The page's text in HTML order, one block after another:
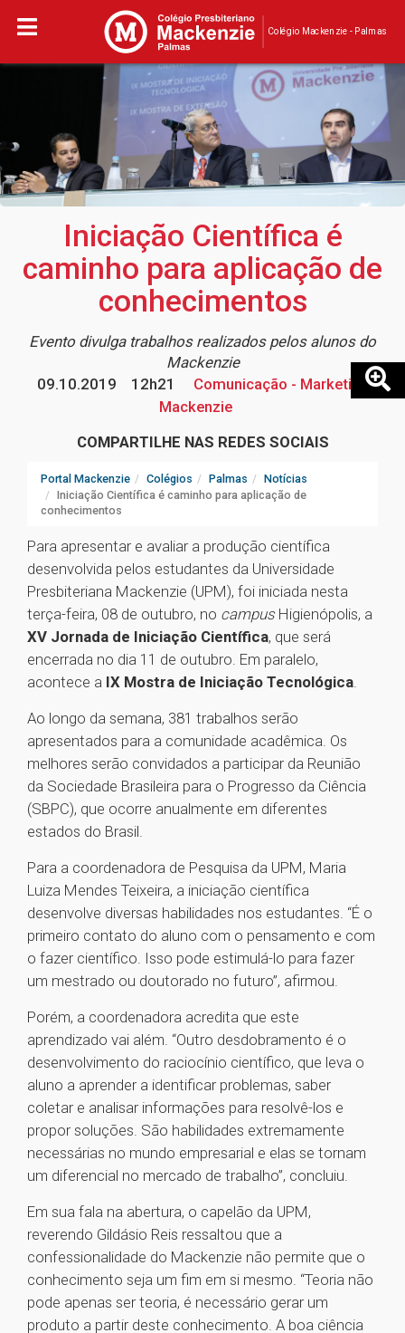
Colégio Mackenzie - Palmas
Iniciação Científica é
caminho para aplicação de
conhecimentos
Evento divulga trabalhos realizados pelos alunos do
Mackenzie
09.10.2019
12h21
Comunicação - Marketing
Mackenzie
COMPARTILHE NAS REDES SOCIAIS
Portal Mackenzie Colégios Palmas
Notícias
Iniciação Científica é caminho para aplicação de
conhecimentos
Para apresentar e avaliar a produção científica
desenvolvida pelos estudantes da Universidade
Presbiteriana Mackenzie (UPM), foi iniciada nesta
terça-feira, 08 de outubro, no campus Higienópolis, a
XV Jornada de Iniciação Científica, que será
encerrada no dia 11 de outubro. Em paralelo,
acontece a IX Mostra de Iniciação Tecnológica.
Ao longo da semana, 381 trabalhos serão
apresentados para a comunidade acadêmica. Os
melhores serão convidados a participar da Reunião
da Sociedade Brasileira para o Progresso da Ciência
(SBPC), que ocorre anualmente em diferentes
estados do Brasil.
Para a coordenadora de Pesquisa da UPM, Maria
Luiza Mendes Teixeira, a iniciação científica
desenvolve diversas habilidades nos estudantes. “É o
primeiro contato do aluno com o pensamento e com
o fazer científico. Isso pode estimulá-lo para fazer
um mestrado ou doutorado no futuro”, afirmou.
Porém, a coordenadora acredita que este
aprendizado vai além. “Outro desdobramento é o
desenvolvimento do raciocínio científico, que leva o
aluno a aprender a identificar problemas, saber
coletar e analisar informações para resolvê-los e
propor soluções. São habilidades extremamente
necessárias no mundo empresarial e elas se tornam
um diferencial no mercado de trabalho”, concluiu.
Em sua fala na abertura, o capelão da UPM,
reverendo Gildásio Reis ressaltou que a
confessionalidade do Mackenzie não permite que o
conhecimento seja um fim em si mesmo. “Teoria não
pode apenas ser teoria, é necessário gerar um
produto a partir deste conhecimento. A boa ciência